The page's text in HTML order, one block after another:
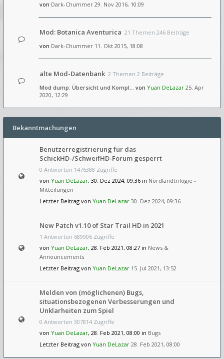
von Dark-Chummer 29. Nov 2016, 10:09
Mod: Botanica Aventurica 21 Themen 246 Beiträge
von Dark-Chummer 11. Okt 2015, 18:08
alte Mod-Datenbank 2 Themen 2 Beiträge
Mod dump: Übersicht und Kompl… von Yuan DeLazar 25. Apr
2020, 12:29
Bekanntmachungen
Benutzerregistrierung für das
SchickHD-/SchweifHD-Forum gesperrt
0 Antworten 1476388 Zugriffe
von Yuan DeLazar, 30. Dez 2024, 09:36 in Nordlandtrilogie -
Mitteilungen
Letzter Beitrag von Yuan DeLazar 30. Dez 2024, 09:36
New Patch v1.10 of Star Trail HD in 2021
1 Antworten 689906 Zugriffe
von Yuan DeLazar, 28. Feb 2021, 08:27 in News &
Announcements
Letzter Beitrag von Yuan DeLazar 15. Jul 2021, 13:52
Melden von (möglichenen) Bugs,
situationsbezogenen Verbesserungen und
Unklarheiten zum Spiel
0 Antworten 307814 Zugriffe
von Yuan DeLazar, 28. Feb 2021, 08:00 in Bugs
Letzter Beitrag von Yuan DeLazar 28. Feb 2021, 08:00